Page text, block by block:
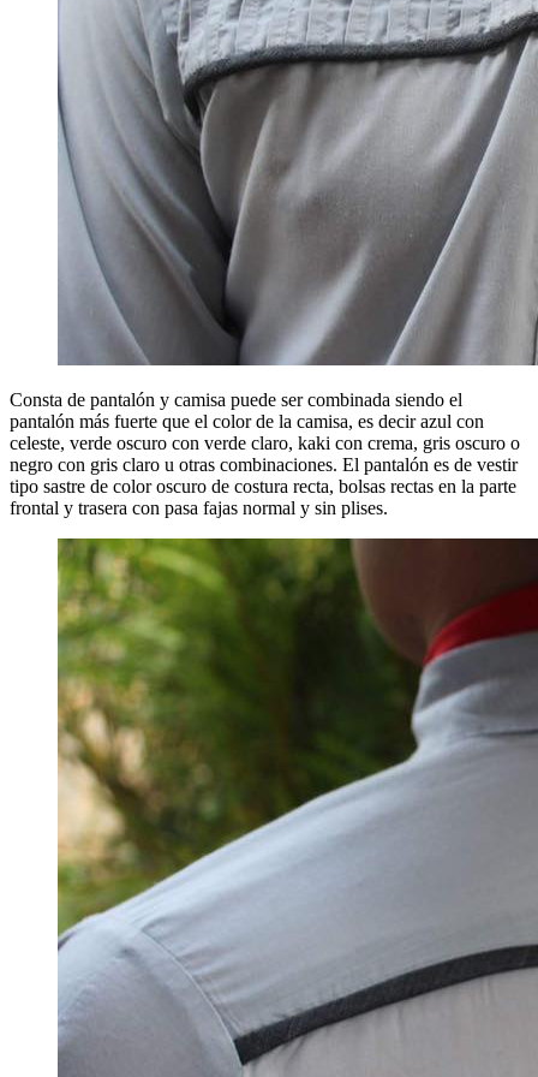
Consta de pantalón y camisa puede ser combinada siendo el
pantalón más fuerte que el color de la camisa, es decir azul con
celeste, verde oscuro con verde claro, kaki con crema, gris oscuro o
negro con gris claro u otras combinaciones. El pantalón es de vestir
tipo sastre de color oscuro de costura recta, bolsas rectas en la parte
frontal y trasera con pasa fajas normal y sin plises.